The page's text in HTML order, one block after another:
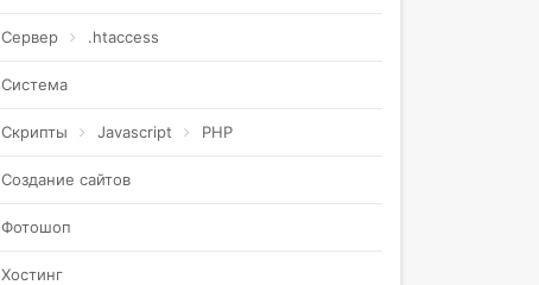
Сервер .htaccess
Система
Скрипты Javascript PHP
Создание сайтов
Фотошоп
Хостинг